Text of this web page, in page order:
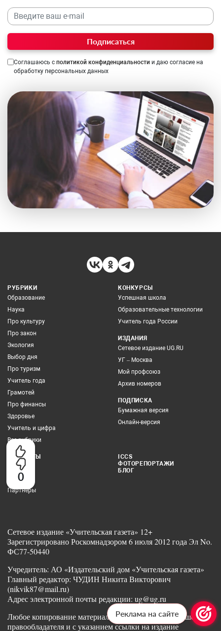
0
Подписаться
Соглашаюсь с политикой конфиденциальности и даю согласие на
обработку персональных данных
РУБРИКИ
Образование
Наука
Про культуру
Про закон
Экология
Выбор дня
Про туризм
Учитель года
Грамотей
Про финансы
Здоровье
Учитель и цифра
Все рубрики
КОНКУРСЫ
Успешная школа
Образовательные технологии
Учитель года России
ИЗДАНИЯ
Сетевое издание UG.RU
УГ – Москва
Мой профсоюз
Архив номеров
ПОДПИСКА
Бумажная версия
Онлайн-версия
КОНТАКТЫ
Редакция
Реклама
Партнеры
ICCS
ФОТОРЕПОРТАЖИ
БЛОГ
Сетевое издание «Учительская газета» 12+
Зарегистрировано Роскомнадзором 6 июля 2012 года Эл No.
ФС77-50440
Учредитель: АО «Издательский дом «Учительская газета»
Главный редактор: ЧУДИН Никита Викторович
(nikvik87@mail.ru)
Адрес электронной почты редакции: ug@ug.ru
Любое копирование материалов допускается с разрешения
правообладателя и с указанием ссылки на издание
Реклама на сайте